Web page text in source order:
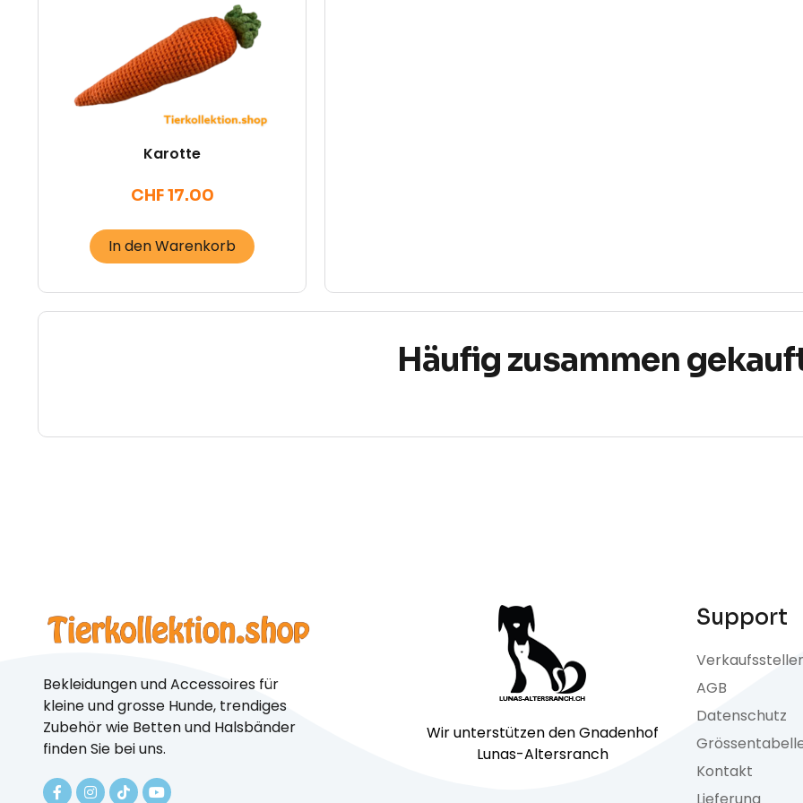
Karotte
CHF17.00
In den Warenkorb
Häufig zusammen
Bekleidungen und Accessoires für
kleine und grosse Hunde, trendiges
Zubehör wie Betten und Halsbänder
finden Sie bei uns.
Wir unterstützen den Gnadenhof
Lunas-Altersranch
Support
AGB
Datenschutz
Kontakt